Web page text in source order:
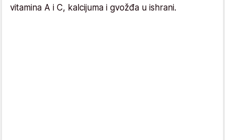
vitamina A i C, kalcijuma i gvožđa u ishrani.